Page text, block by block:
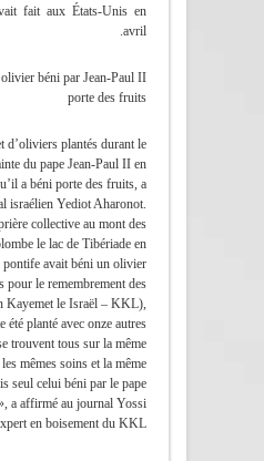
fait aux États-Unis en
avril.
béni par Jean-Paul II
porte des fruits
d’oliviers plantés durant le
du pape Jean-Paul II en
a béni porte des fruits, a
israélien Yediot Aharonot.
collective au mont des
le lac de Tibériade en
pontife avait béni un olivier
pour le remembrement des
Kayemet le Israël – KKL),
été planté avec onze autres
trouvent tous sur la même
mêmes soins et la même
seul celui béni par le pape
a affirmé au journal Yossi
en boisement du KKL.